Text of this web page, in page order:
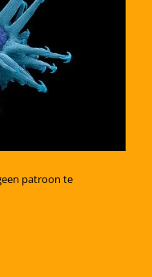
patroon te